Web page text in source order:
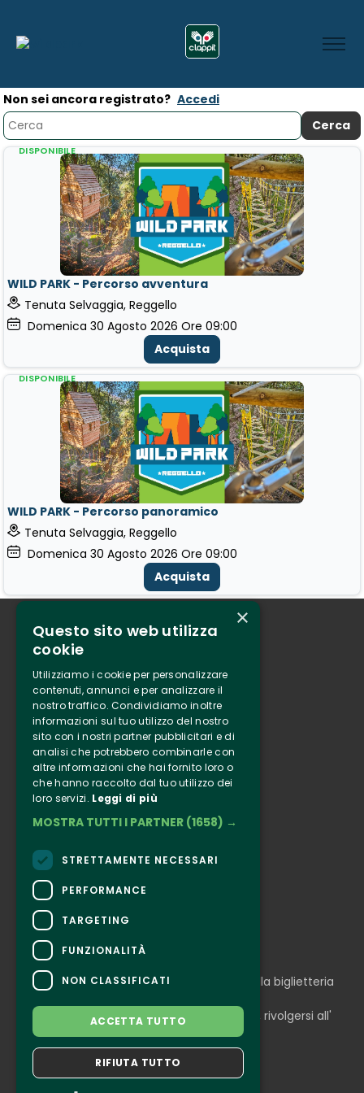
Non sei ancora registrato? Accedi
WILD PARK - Percorso avventura
Tenuta Selvaggia, Reggello
Domenica 30 Agosto 2026 Ore 09:00
DISPONIBILE
Acquista
WILD PARK - Percorso panoramico
Tenuta Selvaggia, Reggello
Domenica 30 Agosto 2026 Ore 09:00
DISPONIBILE
Acquista
Chi siamo
Tenuta Selvaggia
Contatti
Biglietteria
Clappit
Informazione
Seguici
Facebook
Connect
CONTATTI
Per informazioni e supporto all'acquisto della biglietteria
Per informazioni sul programma e l'evento, rivolgersi all'
organizzatore.
Dichiarazione di accessibilità
×
Questo sito web utilizza
cookie
Utilizziamo i cookie per personalizzare
contenuti, annunci e per analizzare il
nostro traffico. Condividiamo inoltre
informazioni sul tuo utilizzo del nostro
sito con i nostri partner pubblicitari e di
analisi che potrebbero combinarle con
altre informazioni che hai fornito loro o
che hanno raccolto dal tuo utilizzo dei
loro servizi. Leggi di più
MOSTRA TUTTI I PARTNER (1658) →
STRETTAMENTE NECESSARI
PERFORMANCE
TARGETING
FUNZIONALITÀ
NON CLASSIFICATI
ACCETTA TUTTO
RIFIUTA TUTTO